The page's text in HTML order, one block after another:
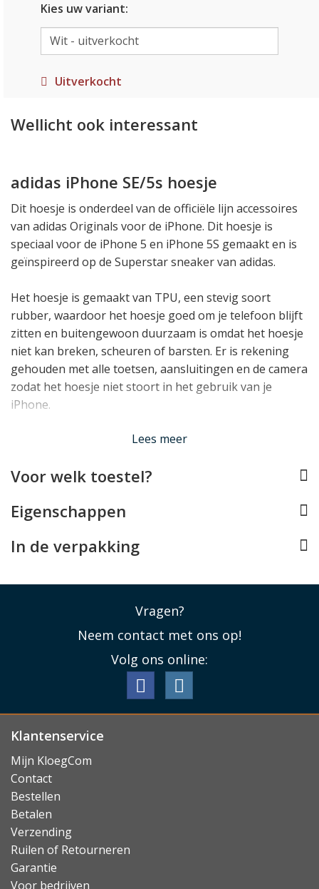
Kies uw variant:
Uitverkocht
Wellicht ook interessant
adidas iPhone SE/5s hoesje
Dit hoesje is onderdeel van de officiële lijn accessoires
van adidas Originals voor de iPhone. Dit hoesje is
speciaal voor de iPhone 5 en iPhone 5S gemaakt en is
geïnspireerd op de Superstar sneaker van adidas.
Het hoesje is gemaakt van TPU, een stevig soort
rubber, waardoor het hoesje goed om je telefoon blijft
zitten en buitengewoon duurzaam is omdat het hoesje
niet kan breken, scheuren of barsten. Er is rekening
gehouden met alle toetsen, aansluitingen en de camera
zodat het hoesje niet stoort in het gebruik van je
iPhone.
Lees minder
Lees meer
Voor welk toestel?
Eigenschappen
In de verpakking
Vragen?
Neem contact met ons op!
Volg ons online:
Klantenservice
Mijn KloegCom
Contact
Bestellen
Betalen
Verzending
Ruilen of Retourneren
Garantie
Voor bedrijven